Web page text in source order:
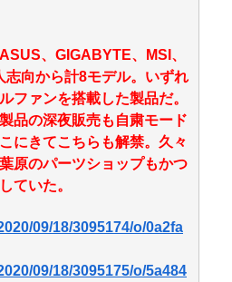
、GIGABYTE、MSI、
志向から計8モデル。いずれ
ファンを搭載した製品だ。
品の深夜販売も自粛モード
にきてこちらも解禁。久々
原のパーツショップもかつ
ていた。
09/18/3095174/o/0a2fa
09/18/3095175/o/5a484